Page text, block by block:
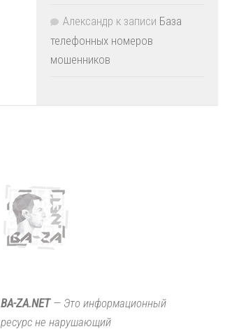
Александр к записи База
телефонных номеров
мошенников
BA-ZA.NET— Это информационный
ресурс не нарушающий